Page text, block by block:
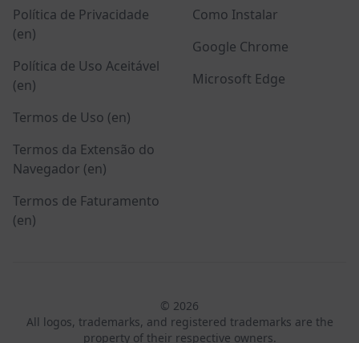
Política de Privacidade
(en)
Política de Uso Aceitável
(en)
Termos de Uso (en)
Termos da Extensão do
Navegador (en)
Termos de Faturamento
(en)
Como Instalar
Google Chrome
Microsoft Edge
© 2026
All logos, trademarks, and registered trademarks are the
property of their respective owners.